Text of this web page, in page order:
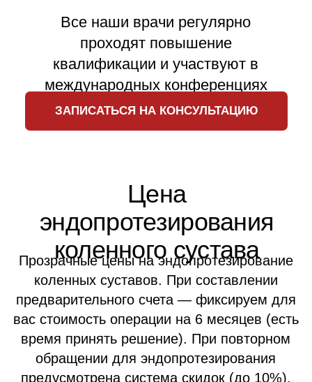
Рекомендуем
за сутки
Одноместная палата повышенной
комфортного восстановления.
День госпитализации - бесплатно, не
оплачивается палата и пребывание.
Что входит:
санузел
✓ душевая кабина с гидромассажным
✓удобная медицинская кровать с
пультом управления
✓LCD-телевизор